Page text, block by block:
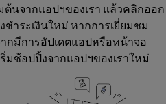
ต้นจากแอปฯของเรา แล้วคลิกออก
ำระเงินใหม่ หากการเยี่ยมชม
กมีการอัปเดตแอปหรือหน้าจอ
มช้อปปิ้งจากแอปฯของเราใหม่